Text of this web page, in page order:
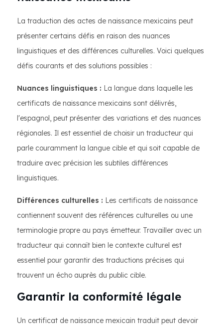
La traduction des actes de naissance mexicains peut
présenter certains défis en raison des nuances
linguistiques et des différences culturelles. Voici quelques
défis courants et des solutions possibles :
Nuances linguistiques : La langue dans laquelle les
certificats de naissance mexicains sont délivrés,
l'espagnol, peut présenter des variations et des nuances
régionales. Il est essentiel de choisir un traducteur qui
parle couramment la langue cible et qui soit capable de
traduire avec précision les subtiles différences
linguistiques.
Différences culturelles : Les certificats de naissance
contiennent souvent des références culturelles ou une
terminologie propre au pays émetteur. Travailler avec un
traducteur qui connaît bien le contexte culturel est
essentiel pour garantir des traductions précises qui
trouvent un écho auprès du public cible.
Garantir la conformité légale
Un certificat de naissance mexicain traduit peut devoir